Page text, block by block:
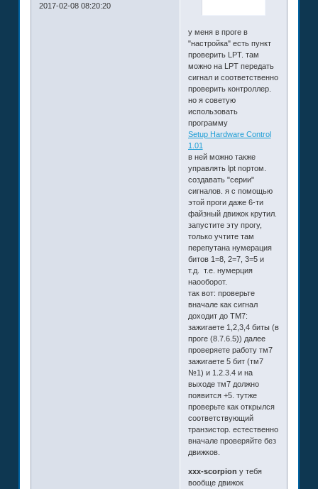
2017-02-08 08:20:20
у меня в проге в
"настройка" есть пункт
проверить LPT. там
можно на LPT передать
сигнал и соответственно
проверить контроллер.
но я советую
использовать
программу
Setup Hardware Control
1.01
в ней можно также
управлять lpt портом.
создавать "серии"
сигналов. я с помощью
этой проги даже 6-ти
файзный движок крутил.
запустите эту прогу,
только учтите там
перепутана нумерация
битов 1=8, 2=7, 3=5 и
т.д. т.е. нумерция
наооборот.
так вот: проверьте
вначале как сигнал
доходит до ТМ7:
зажигаете 1,2,3,4 биты (в
проге (8.7.6.5)) далее
проверяете работу тм7
зажигаете 5 бит (тм7
№1) и 1.2.3.4 и на
выходе тм7 должно
появится +5. тутже
проверьте как открылся
соответствующий
транзистор. естественно
вначале проверяйте без
движков.
xxx-scorpion у тебя
вообще движок